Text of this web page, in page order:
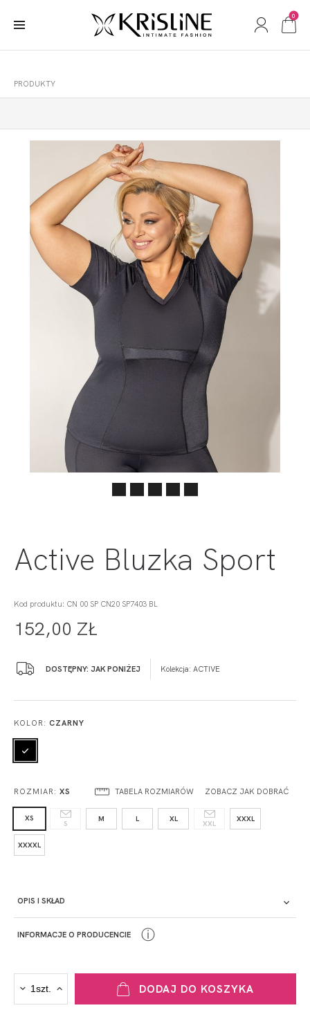
0
PRODUKTY
Active Bluzka Sport
Kod produktu: CN 00 SP CN20 SP7403 BL
152,00 ZŁ
DOSTĘPNY: JAK PONIŻEJ Kolekcja: ACTIVE
KOLOR: CZARNY
ROZMIAR: XS TABELA ROZMIARÓW ZOBACZ JAK DOBRAĆ
XS
S
M L XL
XXL
XXXL
XXXXL
OPIS I SKŁAD
INFORMACJE O PRODUCENCIE ⓘ
DODAJ DO KOSZYKA